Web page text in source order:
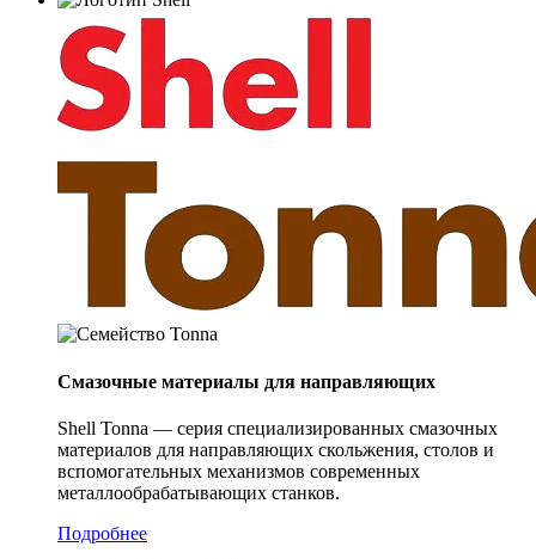
Смазочные материалы для направляющих
Shell Tonna — серия специализированных смазочных
материалов для направляющих скольжения, столов и
вспомогательных механизмов современных
металлообрабатывающих станков.
Подробнее